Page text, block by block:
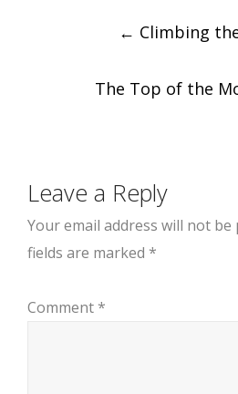
← Climbing
The Top of the
Leave a Reply
Your email address will not be
fields are marked *
Comment *